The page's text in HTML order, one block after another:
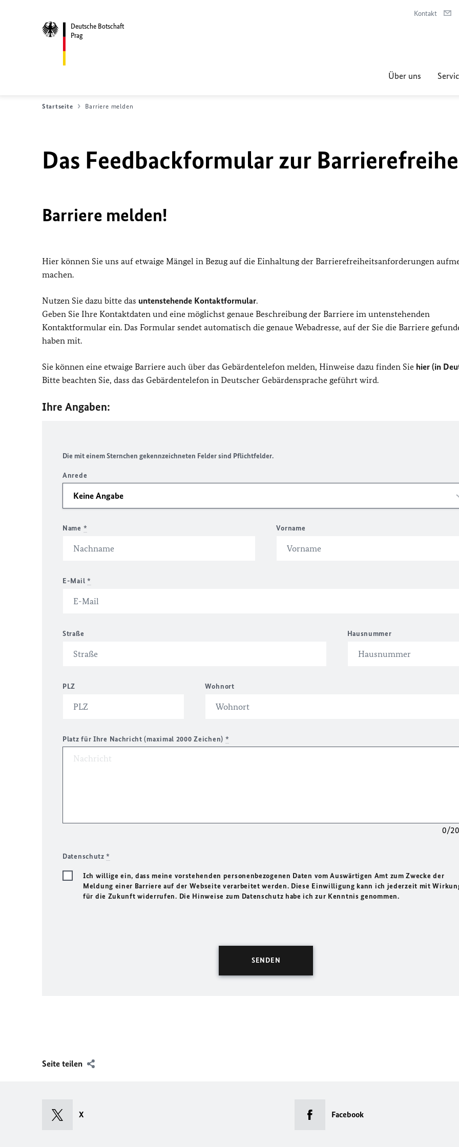
Deutsche Botschaft
Prag
Kontakt
Über uns
Startseite Barriere melden
Das Feedbackformular zur
Barriere melden!
Hier können Sie uns auf etwaige Mängel in Bezug auf die Einhaltung der Barrierefreiheitsanforderungen
machen.
Nutzen Sie dazu bitte das untenstehende Kontaktformular.
Geben Sie Ihre Kontaktdaten und eine möglichst genaue Beschreibung der Barriere im untenstehenden
Kontaktformular ein. Das Formular sendet automatisch die genaue Webadresse, auf der Sie die Barriere
haben mit.
Sie können eine etwaige Barriere auch über das Gebärdentelefon melden, Hinweise dazu finden Sie hier (in
Bitte beachten Sie, dass das Gebärdentelefon in Deutscher Gebärdensprache geführt wird.
Ihre Angaben:
Die mit einem Sternchen gekennzeichneten Felder sind Pflichtfelder.
Anrede
Name * Vorname
E-Mail *
Straße Hausnummer
PLZ Wohnort
Platz für Ihre Nachricht (maximal 2000 Zeichen) *
0/
Datenschutz*
Ich willige ein, dass meine vorstehenden personenbezogenen Daten vom Auswärtigen Amt zum Zwecke der
Meldung einer Barriere auf der Webseite verarbeitet werden. Diese Einwilligung kann ich jederzeit mit
für die Zukunft widerrufen. Die Hinweise zum Datenschutz habe ich zur Kenntnis genommen.
Seite teilen
X Facebook